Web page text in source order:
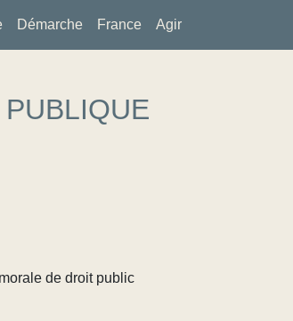
Démarche France Agir
de droit public